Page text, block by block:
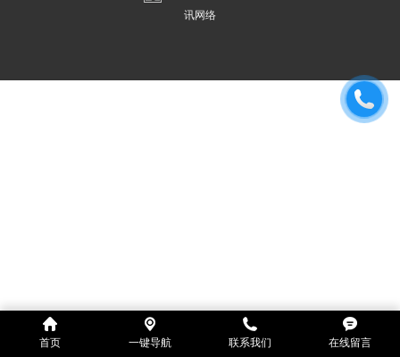
讯网络
首页 一键导航 联系我们 在线留言